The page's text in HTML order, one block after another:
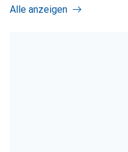
Alle anzeigen